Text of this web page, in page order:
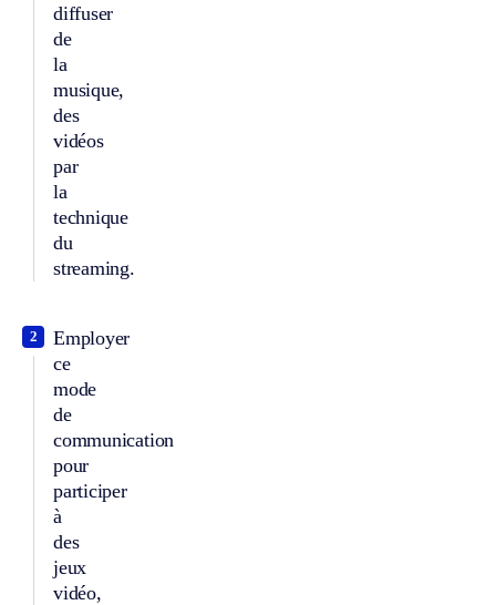
diffuser
de
la
musique,
des
vidéos
par
la
technique
du
streaming.
Employer
ce
mode
de
communication
pour
participer
à
des
jeux
vidéo,
2